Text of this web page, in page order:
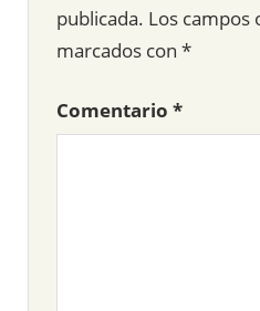
publicada. Los campos
marcados con *
Comentario *